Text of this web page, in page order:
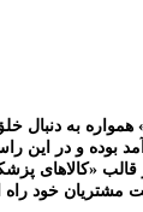
بوده و در این
قالب «کالاهای